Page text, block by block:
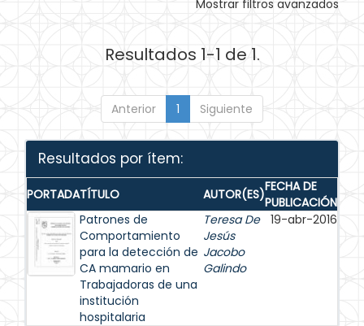
Mostrar filtros avanzados
Resultados 1-1 de 1.
Anterior 1 Siguiente
Resultados por ítem:
PORTADATÍTULO AUTOR(ES)FECHA DE
PUBLICACIÓN
Patrones de
Comportamiento
para la detección de
CA mamario en
Trabajadoras de una
institución
hospitalaria
Teresa De
Jesús
Jacobo
Galindo
19-abr-2016